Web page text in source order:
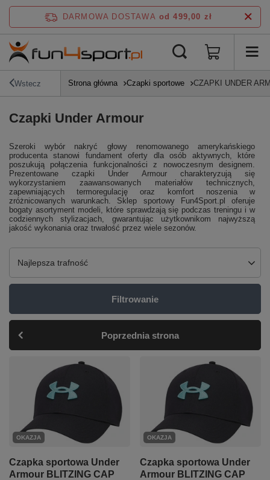
DARMOWA DOSTAWA od 499,00 zł
Wstecz Strona główna Czapki sportowe CZAPKI UNDER
Czapki Under Armour
Szeroki wybór nakryć głowy renomowanego amerykańskiego
producenta stanowi fundament oferty dla osób aktywnych, które
poszukują połączenia funkcjonalności z nowoczesnym designem.
Prezentowane czapki Under Armour charakteryzują się
wykorzystaniem zaawansowanych materiałów technicznych,
zapewniających termoregulację oraz komfort noszenia w
zróżnicowanych warunkach. Sklep sportowy Fun4Sport.pl oferuje
bogaty asortyment modeli, które sprawdzają się podczas treningu i w
codziennych stylizacjach, gwarantując użytkownikom najwyższą
jakość wykonania oraz trwałość przez wiele sezonów.
Zmień sortowanie
Najlepsza trafność
Filtrowanie
Poprzednia strona
OKAZJA
Czapka sportowa Under
Armour BLITZING CAP
OKAZJA
Czapka sportowa Under
Armour BLITZING CAP